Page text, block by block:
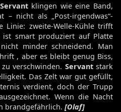
Servantklingen wie eine Band,
nicht als „Post-irgendwas“-
Linie: zweite-Welle-Kühle trifft
ist smart produziert auf Platte
minder schneidend. Man
, aber es bleibt genug Biss,
verschwinden. Servantstark
Das Zelt war gut gefüllt,
verdient, doch der Trupp
Wenn die Nacht
brandgefährlich. [Olaf]